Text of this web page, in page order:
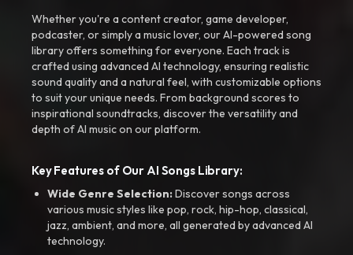
Whether you're a content creator, game developer,
podcaster, or simply a music lover, our AI-powered song
library offers something for everyone. Each track is
crafted using advanced AI technology, ensuring realistic
sound quality and a natural feel, with customizable options
to suit your unique needs. From background scores to
inspirational soundtracks, discover the versatility and
depth of AI music on our platform.
Key Features of Our AI Songs Library:
Wide Genre Selection:Discover songs across
various music styles like pop, rock, hip-hop, classical,
jazz, ambient, and more, all generated by advanced AI
technology.